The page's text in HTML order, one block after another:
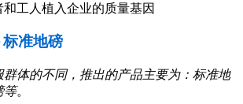
工人植入企业的质量基因
准地磅
群体的不同，推出的产品主要为：标准地
等。